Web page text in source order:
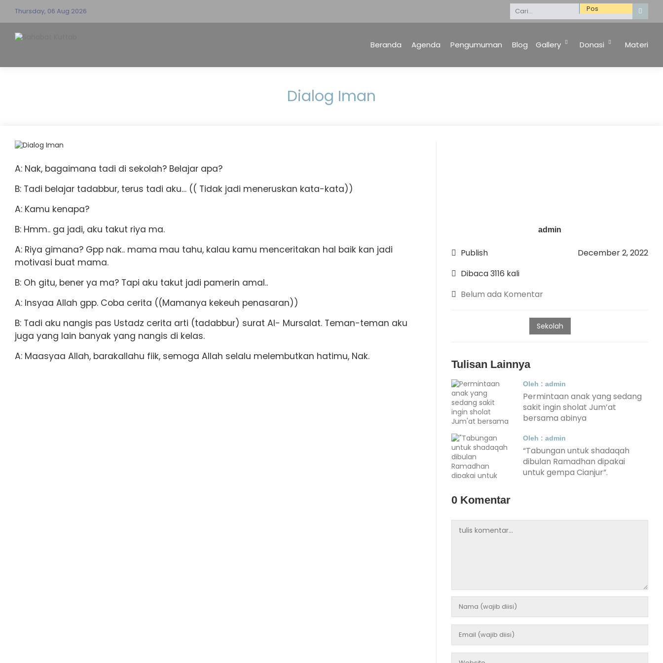
Thursday, 06 Aug 2026 Selamat Datang di Website Kami. Keluarga
Beranda Agenda Pengumuman Blog Gallery Donasi Materi
Dialog Iman
A: Nak, bagaimana tadi di sekolah? Belajar apa?
B: Tadi belajar tadabbur, terus tadi aku… (( Tidak jadi meneruskan kata-kata))
A: Kamu kenapa?
B: Hmm.. ga jadi, aku takut riya ma.
A: Riya gimana? Gpp nak.. mama mau tahu, kalau kamu menceritakan hal baik kan jadi
motivasi buat mama.
B: Oh gitu, bener ya ma? Tapi aku takut jadi pamerin amal..
A: Insyaa Allah gpp. Coba cerita ((Mamanya kekeuh penasaran))
B: Tadi aku nangis pas Ustadz cerita arti (tadabbur) surat Al- Mursalat. Teman-teman aku
juga yang lain banyak yang nangis di kelas.
A: Maasyaa Allah, barakallahu fiik, semoga Allah selalu melembutkan hatimu, Nak.
admin
Publish
December 2, 2022
Dibaca 3116 kali
Belum ada Komentar
Sekolah
Tulisan Lainnya
Oleh : admin
Permintaan anak yang sedang
sakit ingin sholat Jum’at
bersama abinya
Oleh : admin
“Tabungan untuk shadaqah
dibulan Ramadhan dipakai
untuk gempa Cianjur”.
0 Komentar